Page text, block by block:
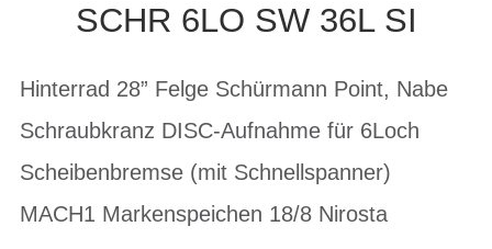
SCHR 6LO SW 36L SI
Hinterrad 28” Felge Schürmann Point, Nabe
Schraubkranz DISC-Aufnahme für 6Loch
Scheibenbremse (mit Schnellspanner)
MACH1 Markenspeichen 18/8 Nirosta